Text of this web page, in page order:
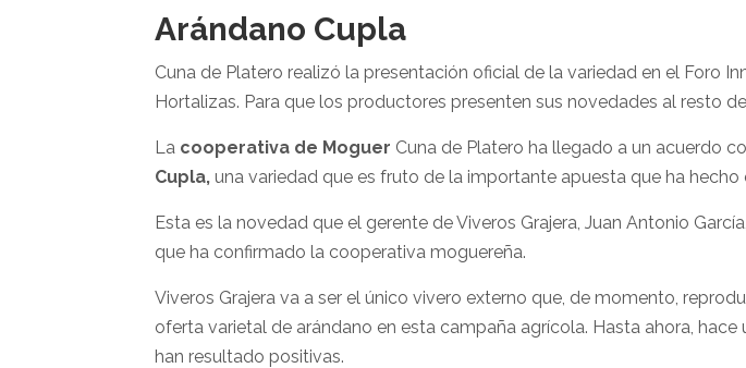
Arándano Cupla
Cuna de Platero realizó la presentación oficial de la variedad en el Foro
Hortalizas. Para que los productores presenten sus novedades al resto
La cooperativa de Moguer Cuna de Platero ha llegado a un acuerdo
Cupla, una variedad que es fruto de la importante apuesta que ha hecho
Esta es la novedad que el gerente de Viveros Grajera, Juan Antonio
que ha confirmado la cooperativa moguereña.
Viveros Grajera va a ser el único vivero externo que, de momento,
oferta varietal de arándano en esta campaña agrícola. Hasta ahora,
han resultado positivas.